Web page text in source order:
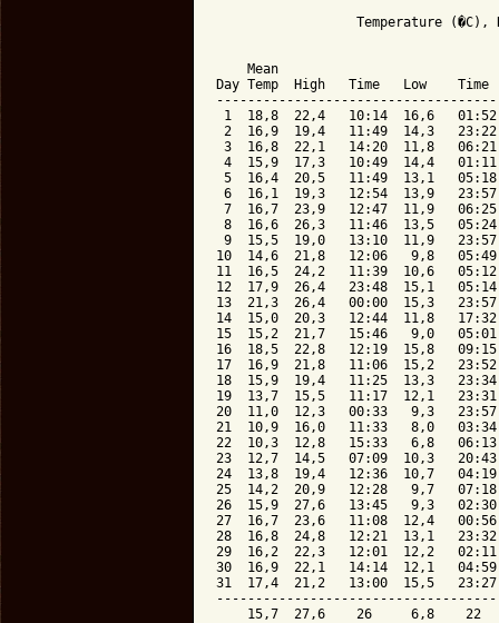
Temperature (�C),
Mean
Day Temp  High   Time   Low
1  18,8  22,4   10:14  16,6
2  16,9  19,4   11:49  14,3
3  16,8  22,1   14:20  11,8
4  15,9  17,3   10:49  14,4
5  16,4  20,5   11:49  13,1
6  16,1  19,3   12:54  13,9
7  16,7  23,9   12:47  11,9
8  16,6  26,3   11:46  13,5
9  15,5  19,0   13:10  11,9
10  14,6  21,8   12:06   9,8
11  16,5  24,2   11:39  10,6
12  17,9  26,4   23:48  15,1
13  21,3  26,4   00:00  15,3
14  15,0  20,3   12:44  11,8
15  15,2  21,7   15:46   9,0
16  18,5  22,8   12:19  15,8
17  16,9  21,8   11:06  15,2
18  15,9  19,4   11:25  13,3
19  13,7  15,5   11:17  12,1
20  11,0  12,3   00:33   9,3
21  10,9  16,0   11:33   8,0
22  10,3  12,8   15:33   6,8
23  12,7  14,5   07:09  10,3
24  13,8  19,4   12:36  10,7
25  14,2  20,9   12:28   9,7
26  15,9  27,6   13:45   9,3
27  16,7  23,6   11:08  12,4
28  16,8  24,8   12:21  13,1
29  16,2  22,3   12:01  12,2
30  16,9  22,1   14:14  12,1
31  17,4  21,2   13:00  15,5
15,7  27,6    26     6,8    22